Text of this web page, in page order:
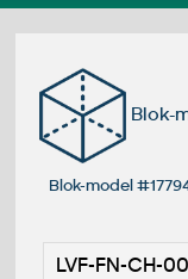
Blok-
Blok-model
LVF-FN-CH-